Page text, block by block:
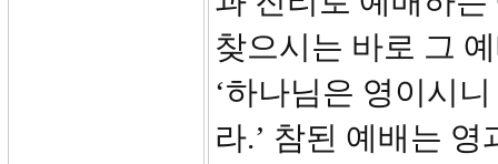
찾으시는 바로 그
‘하나님은 영이시
라.’ 참된 예배는